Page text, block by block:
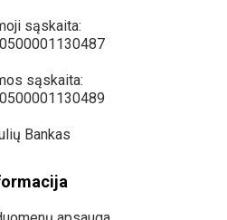
sąskaita:
sąskaita:
Bankas